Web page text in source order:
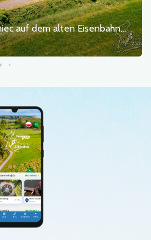
Świdwin – Złocieniec auf dem alten Eisenbahnweg